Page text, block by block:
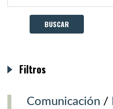
Comunicación /
Filtros